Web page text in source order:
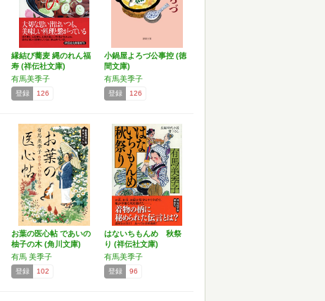
縁結び蕎麦 縄のれん福
寿 (祥伝社文庫)
有馬美季子
登録 126
小鍋屋よろづ公事控 (徳
間文庫)
有馬美季子
登録 126
お葉の医心帖 であいの
柚子の木 (角川文庫)
有馬 美季子
登録 102
はないちもんめ 秋祭
り (祥伝社文庫)
有馬美季子
登録 96